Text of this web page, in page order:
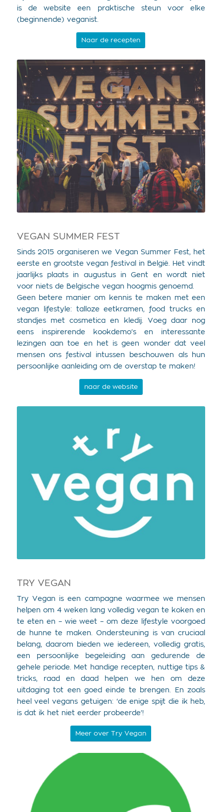
is de website een praktische steun voor elke
(beginnende) veganist.
Naar de recepten
VEGAN SUMMER FEST
Sinds 2015 organiseren we Vegan Summer Fest, het
eerste en grootste vegan festival in België. Het vindt
jaarlijks plaats in augustus in Gent en wordt niet
voor niets de Belgische vegan hoogmis genoemd.
Geen betere manier om kennis te maken met een
vegan lifestyle: talloze eetkramen, food trucks en
standjes met cosmetica en kledij. Voeg daar nog
eens inspirerende kookdemo’s en interessante
lezingen aan toe en het is geen wonder dat veel
mensen ons festival intussen beschouwen als hun
persoonlijke aanleiding om de overstap te maken!
naar de website
TRY VEGAN
Try Vegan is een campagne waarmee we mensen
helpen om 4 weken lang volledig vegan te koken en
te eten en – wie weet – om deze lifestyle voorgoed
de hunne te maken. Ondersteuning is van cruciaal
belang, daarom bieden we iedereen, volledig gratis,
een persoonlijke begeleiding aan gedurende de
gehele periode. Met handige recepten, nuttige tips &
tricks, raad en daad helpen we hen om deze
uitdaging tot een goed einde te brengen. En zoals
heel veel vegans getuigen: ‘de enige spijt die ik heb,
is dat ik het niet eerder probeerde’!
Meer over Try Vegan